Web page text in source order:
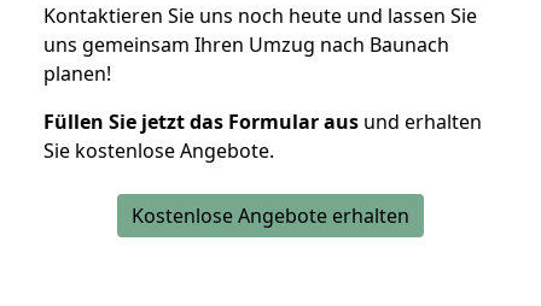
Kontaktieren Sie uns noch heute und lassen Sie
uns gemeinsam Ihren Umzug nach Baunach
planen!
Füllen Sie jetzt das Formular aus und erhalten
Sie kostenlose Angebote.
Kostenlose Angebote erhalten